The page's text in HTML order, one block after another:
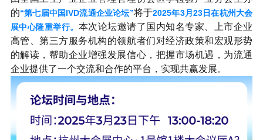
的“第七届中国IVD流通企业论坛”将于2025年3月23日在杭州大会
展中心隆重举行。 本次论坛邀请了国内知名专家、上市企业
高管、第三方服务机构的领航者们对经济政策和宏观形势
的解读，帮助企业增强发展信心，把握市场机遇，为流通
企业提供了一个交流和合作的平台，实现共赢发展。